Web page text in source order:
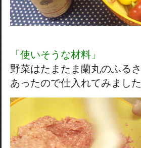
「使いそうな材料」
野菜はたまたま蘭丸のふる
あったので仕入れてみました